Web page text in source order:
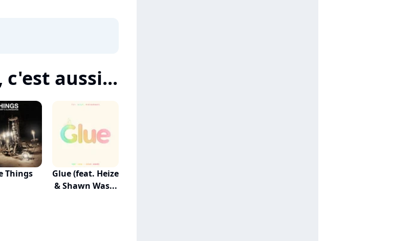
c'est aussi...
Things
Glue (feat. Heize
& Shawn Was...